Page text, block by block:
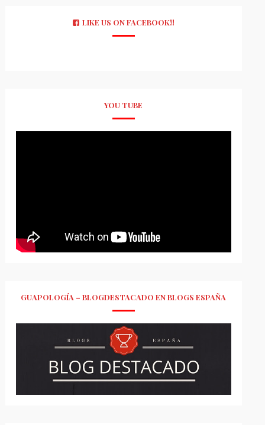
LIKE US ON FACEBOOK!!
YOU TUBE
GUAPOLOGÍA – BLOGDESTACADO EN BLOGS ESPAÑA